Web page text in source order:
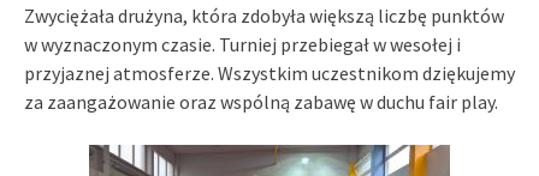
Zwyciężała drużyna, która zdobyła większą liczbę punktów
w wyznaczonym czasie. Turniej przebiegał w wesołej i
przyjaznej atmosferze. Wszystkim uczestnikom dziękujemy
za zaangażowanie oraz wspólną zabawę w duchu fair play.